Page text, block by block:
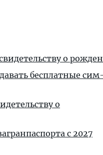
о
бесплатные
о
с 2027